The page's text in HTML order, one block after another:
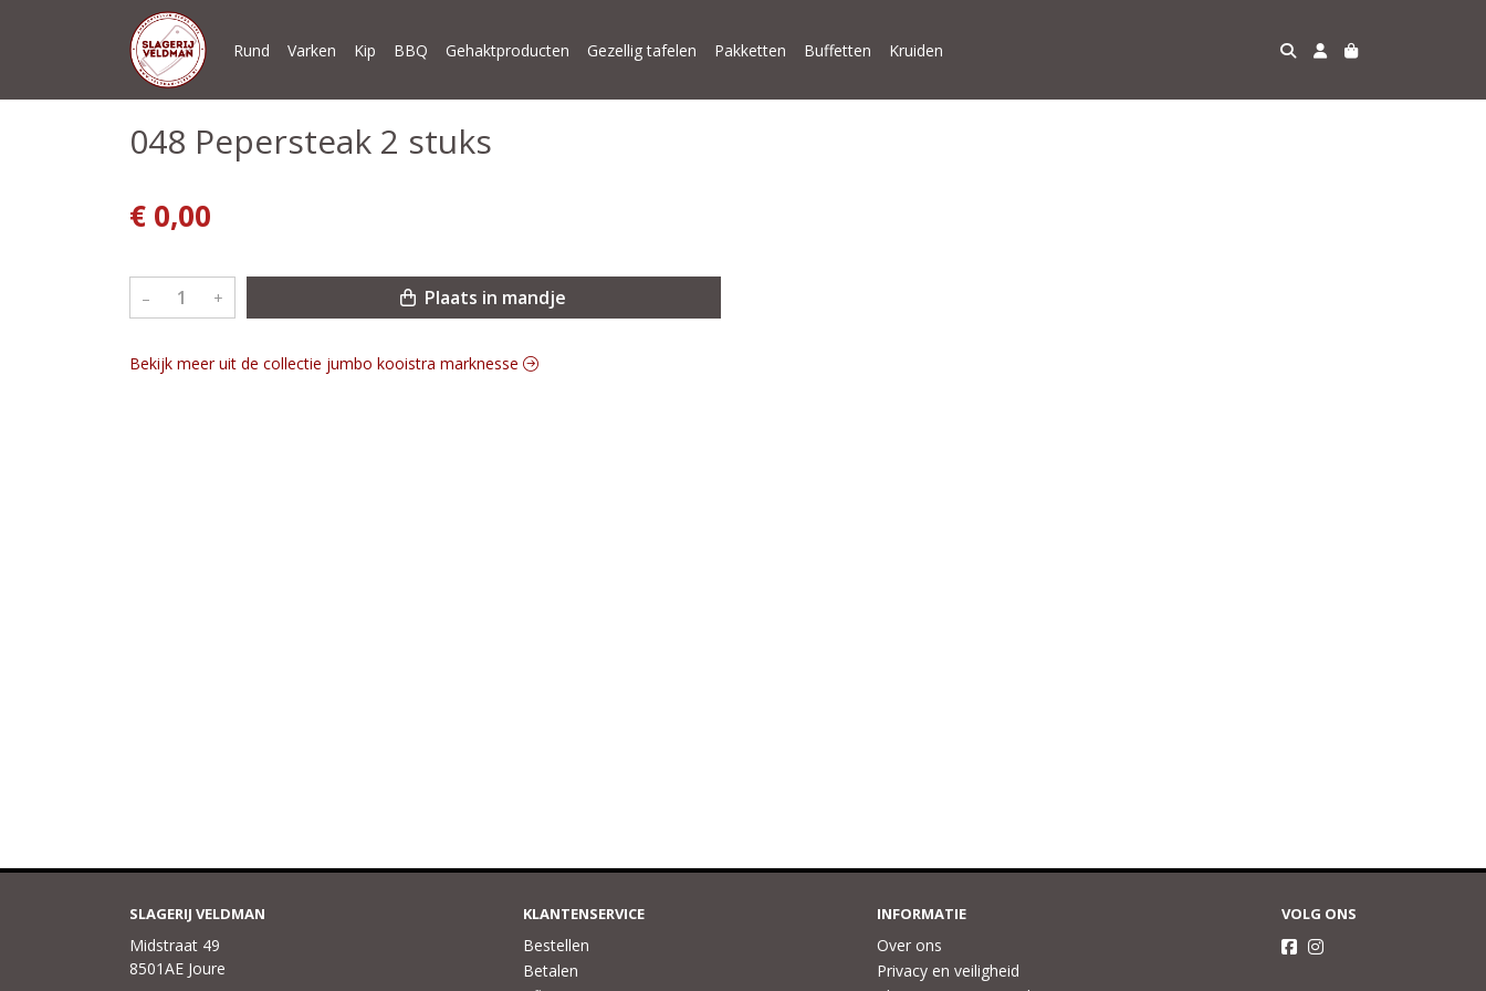
Rund Varken Kip BBQ Gehaktproducten Gezellig tafelen Pakketten Buffetten Kruiden
048 Pepersteak 2 stuks
€ 0,00
– + Plaats in mandje
Bekijk meer uit de collectie jumbo kooistra marknesse
SLAGERIJ VELDMAN
Midstraat 49
8501AE Joure
KLANTENSERVICE
Bestellen
Betalen
INFORMATIE
Over ons
Privacy en veiligheid
VOLG ONS